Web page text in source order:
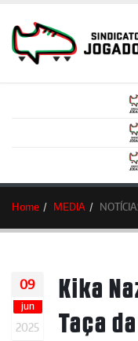
Home MEDIA
09
jun
2025
Kika
Taça